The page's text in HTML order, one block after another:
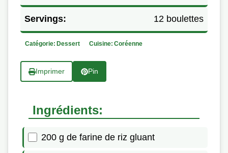
Servings: 12 boulettes
Catégorie: Dessert Cuisine: Coréenne
Imprimer Pin
Ingrédients:
200 g de farine de riz gluant